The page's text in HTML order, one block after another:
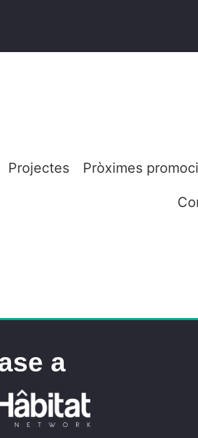
Projectes Pròximes
a